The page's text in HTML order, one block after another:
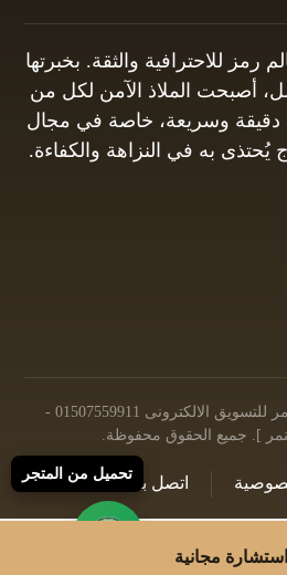
رمز للاحترافية والثقة. بخبرتها
أصبحت الملاذ الآمن لكل من
دقيقة وسريعة، خاصة في مجال
يُحتذى به في النزاهة والكفاءة.
© حقوق النشر [شركه النمر للتسويق الالكترونى 01507559911 -
]. جميع الحقوق محفوظة.
اتصل بنا
استشارة مجانية
- مهندس محمود النمر
تحميل من المتجر